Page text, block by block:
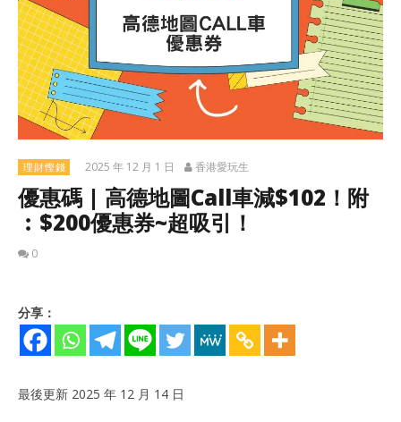
理財慳錢 2025 年 12 月 1 日 香港愛玩生
優惠碼 | 高德地圖Call車減$102！附
︰$200優惠券~超吸引！
0
分享：
最後更新 2025 年 12 月 14 日